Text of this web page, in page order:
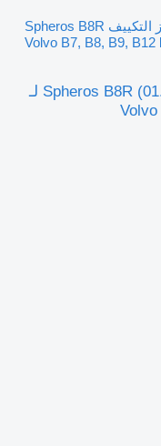
خرطوم جهاز التكييف Spheros B8R
خرطوم جهاز التكييف Spheros B8R (01.13-) 11118980A لـ